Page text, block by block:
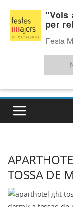
content
Última:
TOSSA DE
"Vols
per
Festa